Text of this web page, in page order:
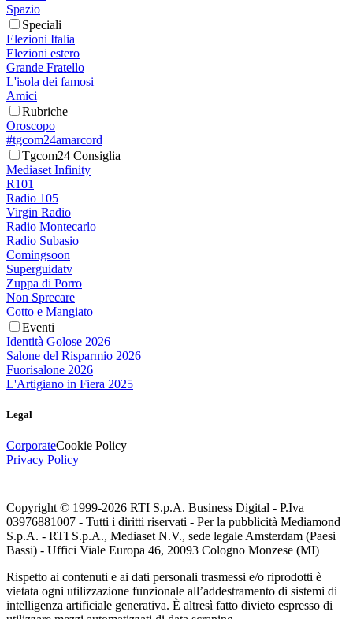
Spazio
Speciali
Elezioni Italia
Elezioni estero
Grande Fratello
L'isola dei famosi
Amici
Rubriche
Oroscopo
#tgcom24amarcord
Tgcom24 Consiglia
Mediaset Infinity
R101
Radio 105
Virgin Radio
Radio Montecarlo
Radio Subasio
Comingsoon
Superguidatv
Zuppa di Porro
Non Sprecare
Cotto e Mangiato
Eventi
Identità Golose 2026
Salone del Risparmio 2026
Fuorisalone 2026
L'Artigiano in Fiera 2025
Legal
CorporateCookie Policy
Privacy Policy
Copyright © 1999-2026 RTI S.p.A. Business Digital - P.Iva
03976881007 - Tutti i diritti riservati - Per la pubblicità Mediamond
S.p.A. - RTI S.p.A., Mediaset N.V., sede legale Amsterdam (Paesi
Bassi) - Uffici Viale Europa 46, 20093 Cologno Monzese (MI)
Rispetto ai contenuti e ai dati personali trasmessi e/o riprodotti è
vietata ogni utilizzazione funzionale all’addestramento di sistemi di
intelligenza artificiale generativa. È altresì fatto divieto espresso di